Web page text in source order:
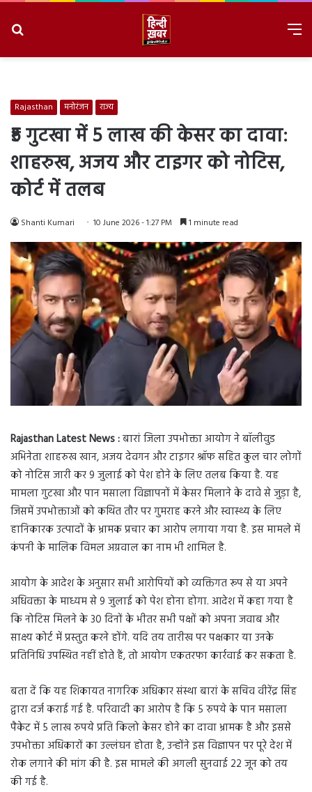
Rajasthan मनोरंजन राज्य
₹5 गुटखा में 5 लाख की केसर का दावा:
शाहरुख, अजय और टाइगर को नोटिस,
कोर्ट में तलब
Shanti Kumari 10 June 2026 - 1:27 PM 1 minute read
Rajasthan Latest News :बारां जिला उपभोक्ता आयोग ने बॉलीवुड
अभिनेता शाहरुख खान, अजय देवगन और टाइगर श्रॉफ सहित कुल चार लोगों
को नोटिस जारी कर 9 जुलाई को पेश होने के लिए तलब किया है. यह
मामला गुटखा और पान मसाला विज्ञापनों में केसर मिलाने के दावे से जुड़ा है,
जिसमें उपभोक्ताओं को कथित तौर पर गुमराह करने और स्वास्थ्य के लिए
हानिकारक उत्पादों के भ्रामक प्रचार का आरोप लगाया गया है. इस मामले में
कंपनी के मालिक विमल अग्रवाल का नाम भी शामिल है.
आयोग के आदेश के अनुसार सभी आरोपियों को व्यक्तिगत रूप से या अपने
अधिवक्ता के माध्यम से 9 जुलाई को पेश होना होगा. आदेश में कहा गया है
कि नोटिस मिलने के 30 दिनों के भीतर सभी पक्षों को अपना जवाब और
साक्ष्य कोर्ट में प्रस्तुत करने होंगे. यदि तय तारीख पर पक्षकार या उनके
प्रतिनिधि उपस्थित नहीं होते हैं, तो आयोग एकतरफा कार्रवाई कर सकता है.
बता दें कि यह शिकायत नागरिक अधिकार संस्था बारां के सचिव वीरेंद्र सिंह
द्वारा दर्ज कराई गई है. परिवादी का आरोप है कि 5 रुपये के पान मसाला
पैकेट में 5 लाख रुपये प्रति किलो केसर होने का दावा भ्रामक है और इससे
उपभोक्ता अधिकारों का उल्लंघन होता है, उन्होंने इस विज्ञापन पर पूरे देश में
रोक लगाने की मांग की है. इस मामले की अगली सुनवाई 22 जून को तय
की गई है.